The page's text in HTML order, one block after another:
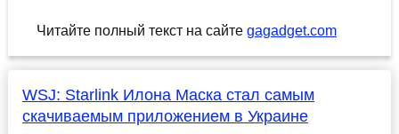
Читайте полный текст на сайте gagadget.com
WSJ: Starlink Илона Маска стал самым
скачиваемым приложением в Украине